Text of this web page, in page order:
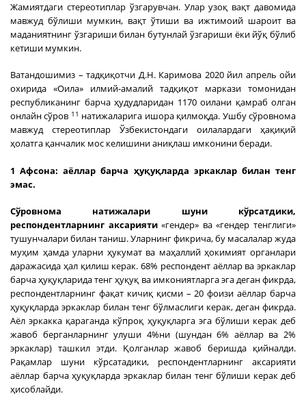
Жамиятдаги стереотиплар ўзгарувчан. Улар узоқ вақт давомида
мавжуд бўлиши мумкин, вақт ўтиши ва ижтимоий шароит ва
маданиятнинг ўзгариши билан бутунлай ўзгариши ёки йўқ бўлиб
кетиши мумкин.
Ватандошимиз – тадқиқотчи Д.Н. Каримова 2020 йил апрель ойи
охирида «Оила» илмий-амалий тадқиқот маркази томонидан
республиканинг барча ҳудудларидан 1170 оилани қамраб олган
онлайн сўров 11 натижаларига ишора қилмоқда. Ушбу сўровнома
мавжуд стереотиплар Ўзбекистондаги оилалардаги ҳақиқий
ҳолатга қанчалик мос келишини аниқлаш имконини беради.
1 Афсона: аёллар барча ҳуқуқларда эркаклар билан тенг
эмас.
Сўровнома натижалари шуни кўрсатдики,
респондентларнинг аксарияти«гендер» ва «гендер тенглиги»
тушунчалари билан таниш. Уларнинг фикрича, бу масалалар жуда
муҳим ҳамда уларни ҳукумат ва маҳаллий ҳокимият органлари
даражасида ҳал қилиш керак. 68% респондент аёллар ва эркаклар
барча ҳуқуқларида тенг ҳуқуқ ва имкониятларга эга деган фикрда,
респондентларнинг фақат кичиқ қисми – 20 фоизи аёллар барча
ҳуқуқларда эркаклар билан тенг бўлмаслиги керак, деган фикрда.
Аёл эркакка қараганда кўпроқ ҳуқуқларга эга бўлиши керак деб
жавоб берганларнинг улуши 4%ни (шундан 6% аёллар ва 2%
эркаклар) ташкил этди. Қолганлар жавоб беришда қийналди.
Рақамлар шуни кўрсатадики, респондентларнинг аксарияти
аёллар барча ҳуқуқларда эркаклар билан тенг бўлиши керак деб
ҳисоблайди.